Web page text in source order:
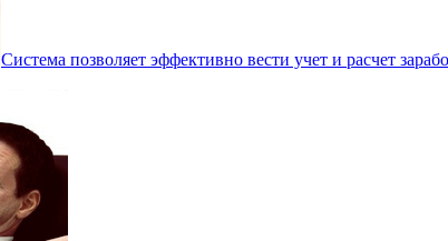
Система позволяет эффективно вести учет и расчет